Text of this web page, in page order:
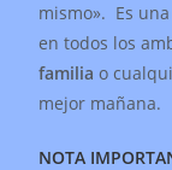
mismo». Es
en todos los
familia o
mejor mañana.
NOTA